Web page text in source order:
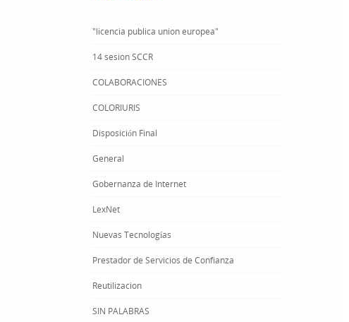
"licencia publica union europea"
14 sesion SCCR
COLABORACIONES
COLORIURIS
Disposición Final
General
Gobernanza de Internet
LexNet
Nuevas Tecnologías
Prestador de Servicios de Confianza
Reutilizacion
SIN PALABRAS